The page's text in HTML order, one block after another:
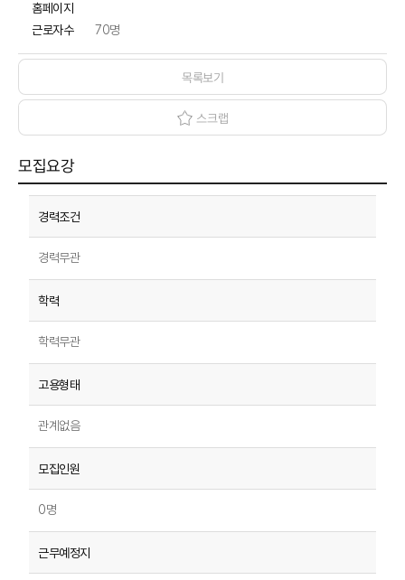
홈페이지
근로자수
70명
목록보기
스크랩
모집요강
경력무관
학력무관
관계없음
0명